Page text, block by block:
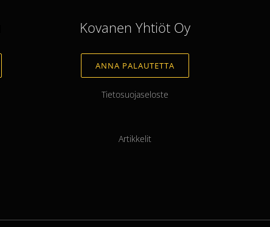
Kovanen Yhtiöt Oy
ANNA PALAUTETTA
Tietosuojaseloste
Artikkelit